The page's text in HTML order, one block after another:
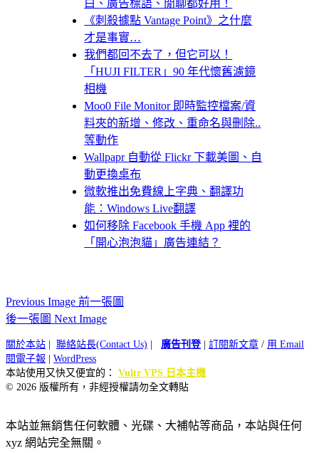
白、廣告標語、閒聊都好用！
《刺殺據點 Vantage Point》之什麼
才是事實…
我們都回不去了，但它可以！
「HUJI FILTER」90 年代懷舊濾鏡
相機
Moo0 File Monitor 即時監控檔案/資
料夾的新增、修改、重命名與刪除..
等動作
Wallpapr 自動從 Flickr 下載美圖、自
動更換桌布
微軟推出免費線上字典、翻譯功
能：Windows Live翻譯
如何移除 Facebook 手機 App 裡的
「開心泡泡貓」廣告連結？
Previous Image 前一張圖
後一張圖 Next Image
關於本站 聯絡站長(Contact Us) 廣告刊登| 訂閱新文章 / 用 Email
閱電子報
WordPress
本站使用又快又便宜的： Vultr VPS 日本主機
© 2026 版權所有，非經授權請勿全文轉貼
本站並無銷售任何軟體、光碟、大補帖等商品，本站與任何
xyz 網站完全無關。